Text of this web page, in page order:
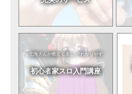
七海さんが教える楽しい!わかりやす
い!
初心者家スロ入門講座